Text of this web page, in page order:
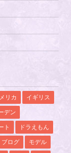
リカ イギリス
デン
ト ドラえもん
ブログ モデル